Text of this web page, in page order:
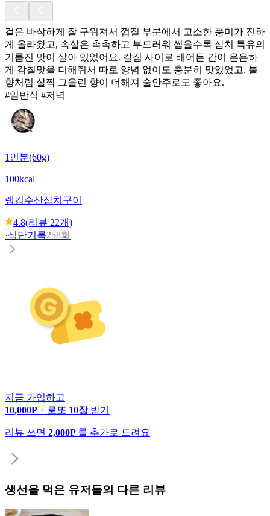
겉은 바삭하게 잘 구워져서 껍질 부분에서 고소한 풍미가 진하
게 올라왔고, 속살은 촉촉하고 부드러워 씹을수록 삼치 특유의
기름진 맛이 살아 있었어요. 칼집 사이로 배어든 간이 은은하
게 감칠맛을 더해줘서 따로 양념 없이도 충분히 맛있었고, 불
향처럼 살짝 그을린 향이 더해져 술안주로도 좋아요.
#일반식 #저녁
1인분(60g)
100kcal
랭킹수산삼치구이
4.8(리뷰 22개)
·식단기록258회
지금 가입하고
10,000P + 로또 10장 받기
리뷰 쓰면 2,000P 를 추가로 드려요
생선을 먹은 유저들의 다른 리뷰